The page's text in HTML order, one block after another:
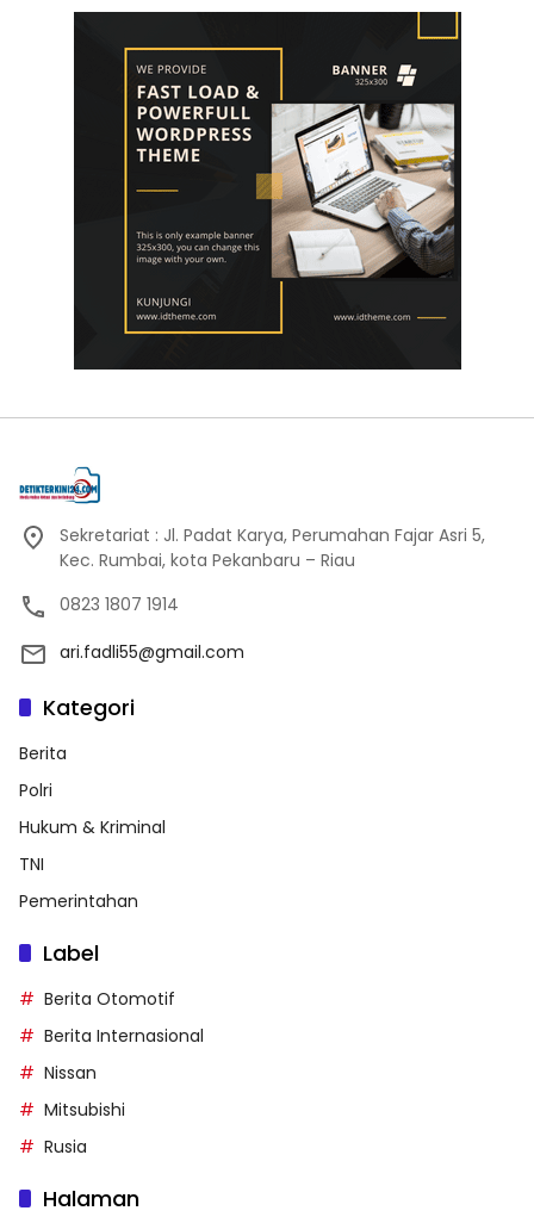
Sekretariat : Jl. Padat Karya, Perumahan Fajar Asri 5,
Kec. Rumbai, kota Pekanbaru – Riau
0823 1807 1914
ari.fadli55@gmail.com
Kategori
Berita
Polri
Hukum & Kriminal
TNI
Pemerintahan
Label
Berita Otomotif
Berita Internasional
Nissan
Mitsubishi
Rusia
Halaman